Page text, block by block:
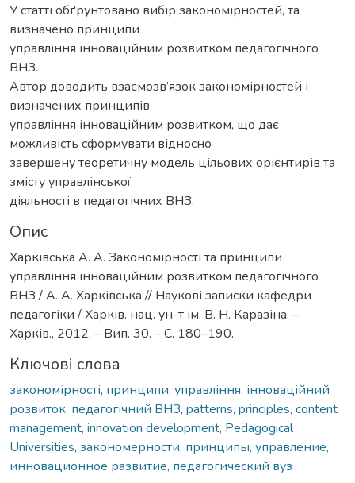
У статті обґрунтовано вибір закономірностей, та
визначено принципи
управління інноваційним розвитком педагогічного
ВНЗ.
Автор доводить взаємозв’язок закономірностей і
визначених принципів
управління інноваційним розвитком, що дає
можливість сформувати відносно
завершену теоретичну модель цільових орієнтирів та
змісту управлінської
діяльності в педагогічних ВНЗ.
Опис
Харківська А. А. Закономірності та принципи
управління інноваційним розвитком педагогічного
ВНЗ / А. А. Харківська // Наукові записки кафедри
педагогіки / Харків. нац. ун-т ім. В. Н. Каразіна. –
Харків., 2012. – Вип. 30. – С. 180–190.
Ключові слова
закономірності, принципи, управління, інноваційний
розвиток, педагогічний ВНЗ, patterns, principles, content
management, innovation development, Pedagogical
Universities, закономерности, принципы, управление,
инновационное развитие, педагогический вуз